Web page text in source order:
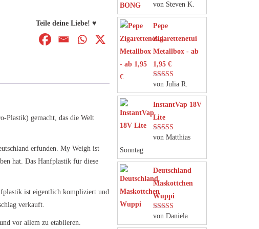
Teile deine Liebe! ♥
Plastik) gemacht, das die Welt
erfunden. My Weigh ist
hat. Das Hanfplastik für diese
ist eigentlich kompliziert und
verkauft.
vor allem zu etablieren.
Bewertet mit
5von 5
von Steven K.
Pepe
Zigarettenetui
Metallbox - ab
1,95 €
Bewertet mit
5von 5
von Julia R.
InstantVap 18V
Lite
Bewertet mit
von Matthias
Sonntag
Deutschland
Maskottchen
Wuppi
Bewertet mit
5von 5
von Daniela